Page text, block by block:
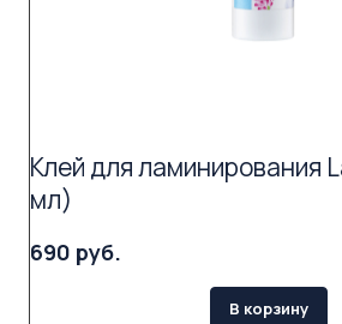
Клей для ламинирования
мл)
690 руб.
В корзину